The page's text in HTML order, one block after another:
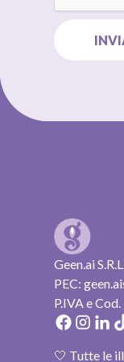
Geen.ai
PEC:
P.IVA e
🤍 Tutte le